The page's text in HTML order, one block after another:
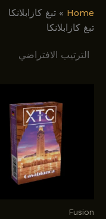
Home
»تبغ كازابلانكا
تبغ كازابلانكا
Fusion